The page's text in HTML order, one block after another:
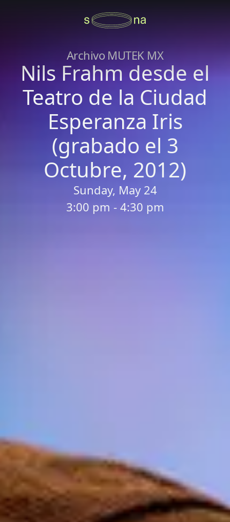
Archivo MUTEK MX
Nils Frahm desde el
Teatro de la Ciudad
Esperanza Iris
(grabado el 3
Octubre, 2012)
Sunday, May 24
3:00 pm - 4:30 pm